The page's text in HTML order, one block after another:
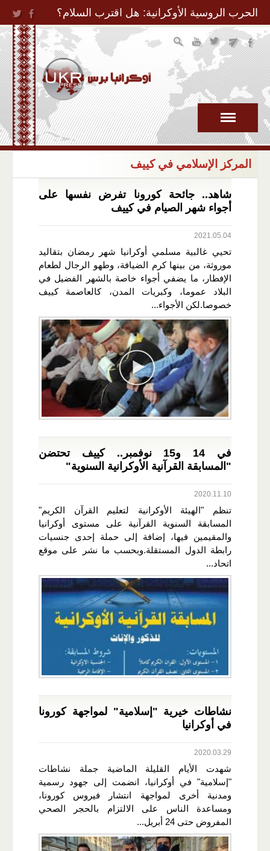
Jump to Navigation
الحرب الروسية الأوكرانية: هل اقترب السلام؟
المركز الإسلامي في كييف
شاهد.. جائحة كورونا تفرض نفسها على
أجواء شهر الصيام في كييف
2021.05.04
تحيي غالبية مسلمي أوكرانيا شهر رمضان بتقاليد
موروثة، من بينها كرم الضيافة، وطهو الرجال لطعام
الإفطار، ما يضفي أجواء خاصة بالشهر الفضيل في
البلاد عموما، وكبريات المدن، كالعاصمة كييف
خصوصا.لكن الأجواء...
في 14 و15 نوفمبر.. كييف تحتضن
"المسابقة القرآنية الأوكرانية السنوية"
2020.11.10
تنظم "الهيئة الأوكرانية لتعليم القرآن الكريم"
المسابقة السنوية القرآنية على مستوى أوكرانيا
والمقيمين فيها، إضافة إلى حملة إحدى جنسيات
رابطة الدول المستقلة.وبحسب ما نشر على موقع
اتحاد...
نشاطات خيرية "إسلامية" لمواجهة كورونا
في أوكرانيا
2020.03.29
شهدت الأيام القليلة الماضية جملة نشاطات
"إسلامية" في أوكرانيا، انضمت إلى جهود رسمية
ومدنية أخرى لمواجهة انتشار فيروس كورونا،
ومساعدة الناس على الالتزام بالحجر الصحي
المفروض حتى 24 أبريل...